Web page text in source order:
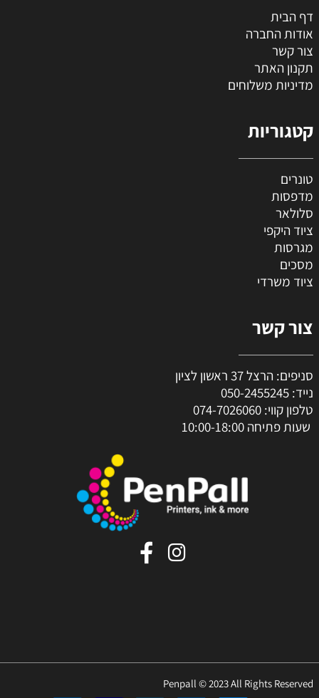
דף הבית
אודות החברה
צור קשר
תקנון האתר
מדיניות משלוחים
קטגוריות
טונרים
מדפסות
סלולאר
ציוד היקפי
מגרסות
מסכים
ציוד משרדי
צור קשר
סניפים: הרצל 37 ראשון לציון
נייד: 050-2455245
טלפון קווי: 074-7026060
שעות פתיחה 10:00-18:00
Penpall © 2023 All Rights Reserved